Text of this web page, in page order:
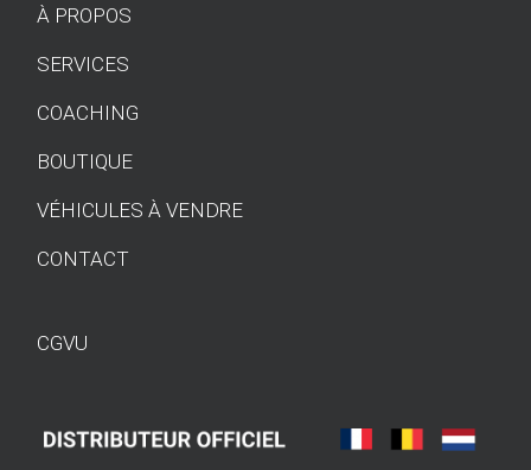
À PROPOS
SERVICES
COACHING
BOUTIQUE
VÉHICULES À VENDRE
CONTACT
CGVU